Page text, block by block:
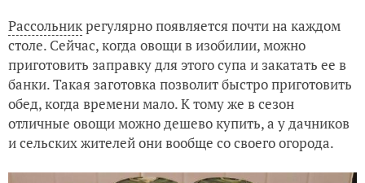
Рассольникрегулярно появляется почти на каждом
столе. Сейчас, когда овощи в изобилии, можно
приготовить заправку для этого супа и закатать ее в
банки. Такая заготовка позволит быстро приготовить
обед, когда времени мало. К тому же в сезон
отличные овощи можно дешево купить, а у дачников
и сельских жителей они вообще со своего огорода.